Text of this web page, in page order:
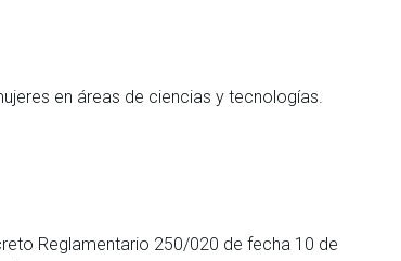
en áreas de ciencias y tecnologías.
Reglamentario 250/020 de fecha 10 de